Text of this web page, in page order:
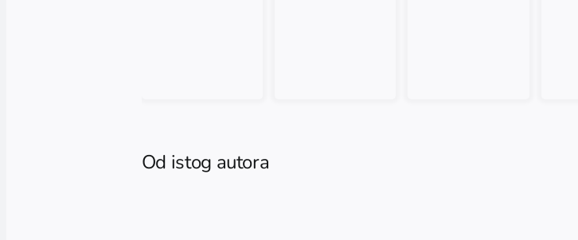
Od istog autora